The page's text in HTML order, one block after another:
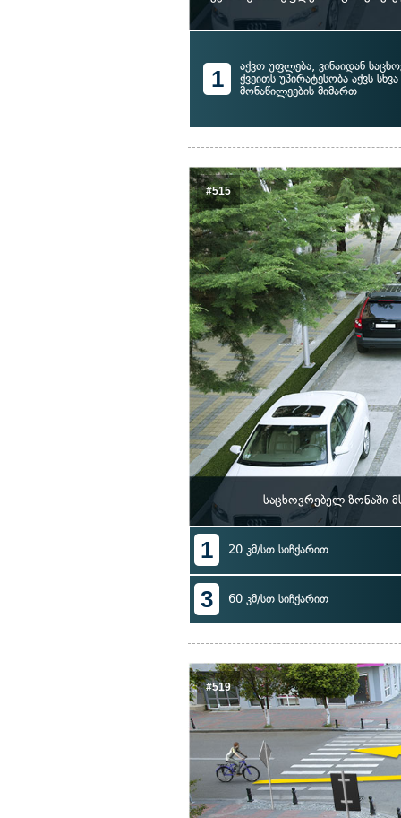
1
აქვთ უფლება, ვინაიდან
ქვეითს უპირატესობა აქვს
მონაწილეების მიმართ
#515
საცხოვრებელ ზონაში
1 20 კმ/სთ სიჩქარით
3 60 კმ/სთ სიჩქარით
#519